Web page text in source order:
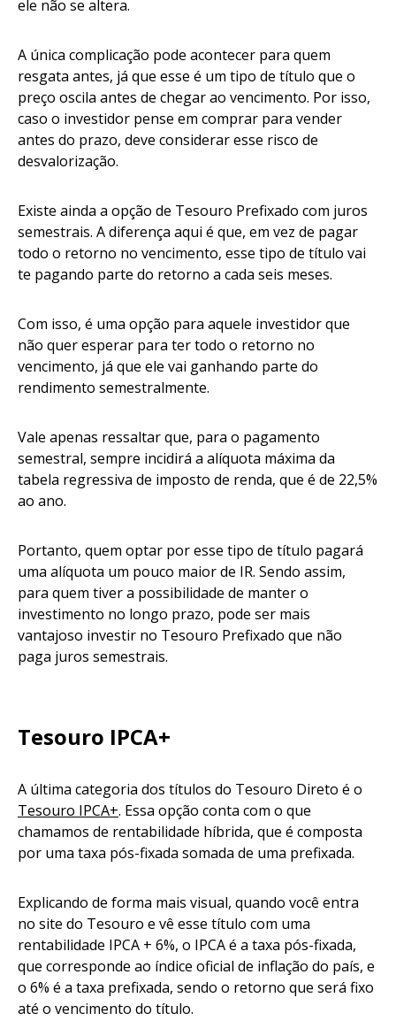
ele não se altera.
A única complicação pode acontecer para quem
resgata antes, já que esse é um tipo de título que o
preço oscila antes de chegar ao vencimento. Por isso,
caso o investidor pense em comprar para vender
antes do prazo, deve considerar esse risco de
desvalorização.
Existe ainda a opção de Tesouro Prefixado com juros
semestrais. A diferença aqui é que, em vez de pagar
todo o retorno no vencimento, esse tipo de título vai
te pagando parte do retorno a cada seis meses.
Com isso, é uma opção para aquele investidor que
não quer esperar para ter todo o retorno no
vencimento, já que ele vai ganhando parte do
rendimento semestralmente.
Vale apenas ressaltar que, para o pagamento
semestral, sempre incidirá a alíquota máxima da
tabela regressiva de imposto de renda, que é de 22,5%
ao ano.
Portanto, quem optar por esse tipo de título pagará
uma alíquota um pouco maior de IR. Sendo assim,
para quem tiver a possibilidade de manter o
investimento no longo prazo, pode ser mais
vantajoso investir no Tesouro Prefixado que não
paga juros semestrais.
Tesouro IPCA+
A última categoria dos títulos do Tesouro Direto é o
Tesouro IPCA+. Essa opção conta com o que
chamamos de rentabilidade híbrida, que é composta
por uma taxa pós-fixada somada de uma prefixada.
Explicando de forma mais visual, quando você entra
no site do Tesouro e vê esse título com uma
rentabilidade IPCA + 6%, o IPCA é a taxa pós-fixada,
que corresponde ao índice oficial de inflação do país, e
o 6% é a taxa prefixada, sendo o retorno que será fixo
até o vencimento do título.